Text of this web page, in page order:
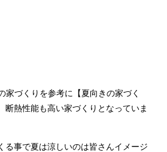
家づくりを参考に【夏向きの家づく
断熱性能も高い家づくりとなっていま
る事で夏は涼しいのは皆さんイメージ